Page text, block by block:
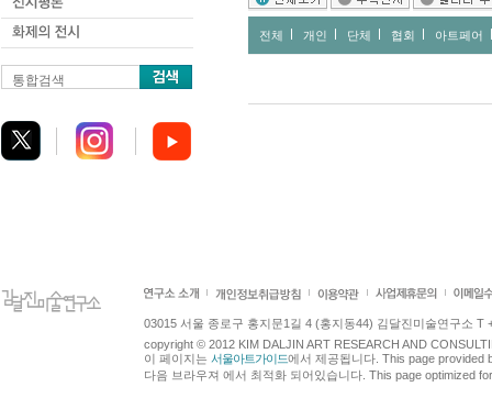
통합검색
전체 개인 단체 협회 아트페어
03015 서울 종로구 홍지문1길 4 (홍지동44) 김달진미술연구소 T
copyright © 2012 KIM DALJIN ART RESEARCH AND
이 페이지는 서울아트가이드에서 제공됩니다. This page provided
다음 브라우져 에서 최적화 되어있습니다. This page optimized